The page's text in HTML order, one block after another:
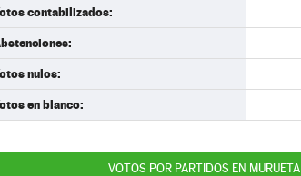
contabilizados:
nulos:
en blanco:
VOTOS POR PARTIDOS EN MURUETA